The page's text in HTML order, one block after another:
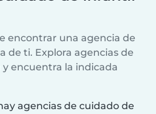
encontrar una agencia de
de ti. Explora agencias de
encuentra la indicada
agencias de cuidado de